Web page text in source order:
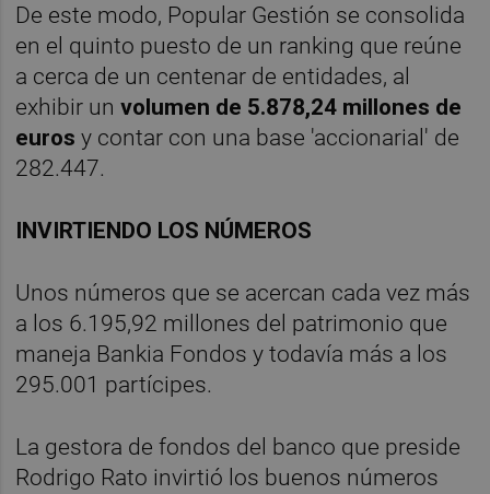
De este modo, Popular Gestión se consolida
en el quinto puesto de un ranking que reúne
a cerca de un centenar de entidades, al
exhibir unvolumen de 5.878,24 millones de
euros y contar con una base 'accionarial' de
282.447.
INVIRTIENDO LOS NÚMEROS
Unos números que se acercan cada vez más
a los 6.195,92 millones del patrimonio que
maneja Bankia Fondos y todavía más a los
295.001 partícipes.
La gestora de fondos del banco que preside
Rodrigo Rato invirtió los buenos números